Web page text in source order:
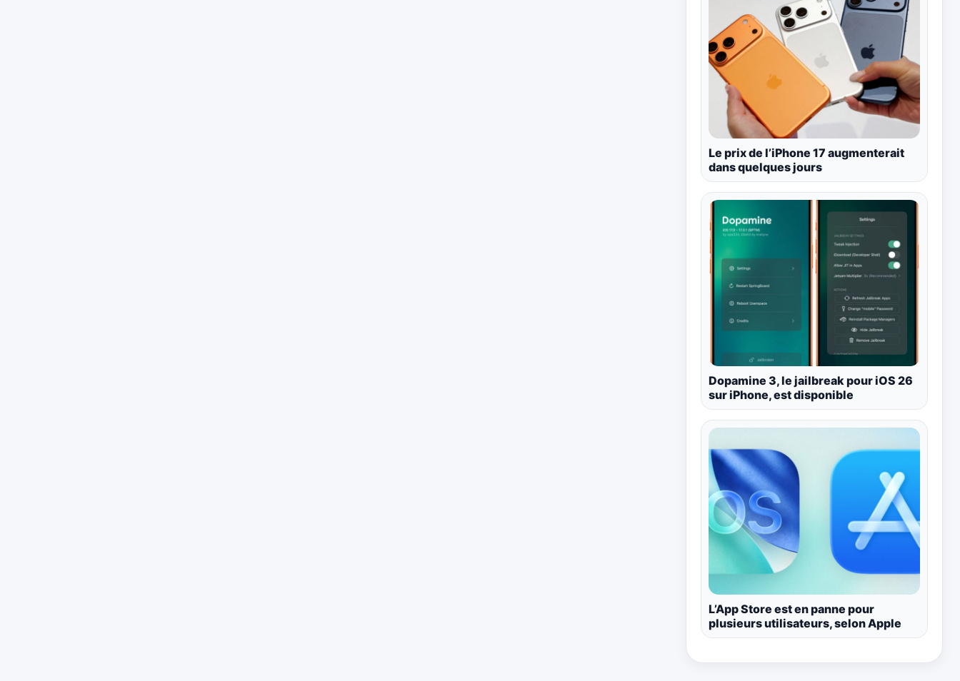
Le prix de l’iPhone 17 augmenterait
dans quelques jours
Dopamine 3, le jailbreak pour iOS 26
sur iPhone, est disponible
L’App Store est en panne pour
plusieurs utilisateurs, selon Apple